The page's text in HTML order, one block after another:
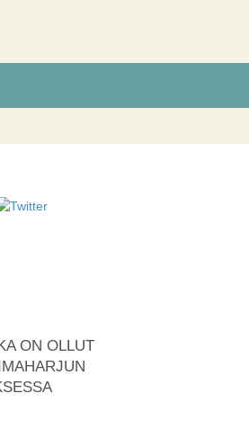
ON OLLUT